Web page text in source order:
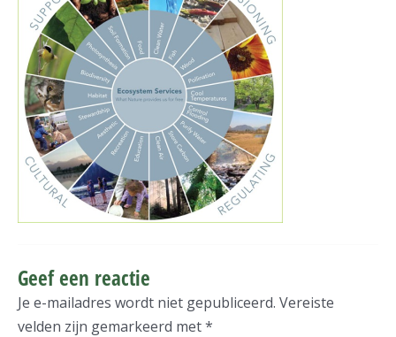
Geef een reactie
Je e-mailadres wordt niet gepubliceerd. Vereiste
velden zijn gemarkeerd met*